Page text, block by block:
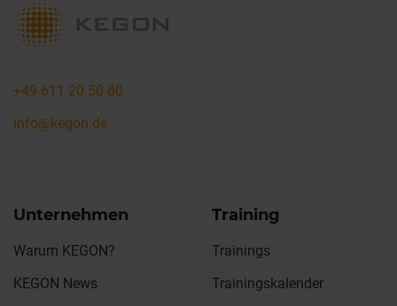
+49 611 20 50 80
info@kegon.de
Unternehmen
Warum KEGON?
KEGON News
Training
Trainings
Trainingskalender